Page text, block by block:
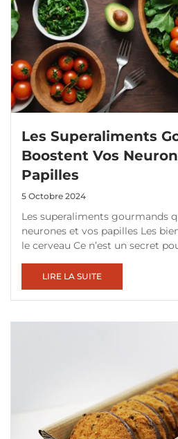
Les Superaliments
Boostent Vos
Papilles
5 Octobre 2024
Les superaliments gourmands
neurones et vos papilles Les
le cerveau Ce n’est un secret
LIRE LA SUITE